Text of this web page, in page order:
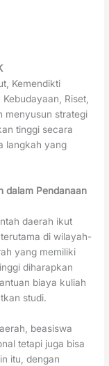
Kemendikti
Riset,
menyusun strategi
tinggi secara
langkah yang
dalam Pendanaan
daerah ikut
di wilayah-
yang memiliki
diharapkan
biaya kuliah
studi.
beasiswa
tetapi juga bisa
itu, dengan